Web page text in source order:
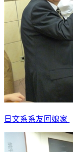
日文系系友回娘家